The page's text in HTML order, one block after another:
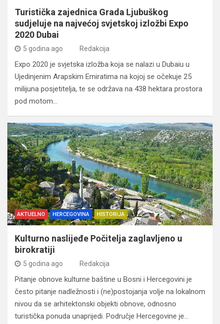
Turistička zajednica Grada Ljubuškog
sudjeluje na najvećoj svjetskoj izložbi Expo
2020 Dubai
5 godina ago Redakcija
Expo 2020 je svjetska izložba koja se nalazi u Dubaiu u
Ujedinjenim Arapskim Emiratima na kojoj se očekuje 25
milijuna posjetitelja, te se održava na 438 hektara prostora
pod motom…
AKTUELNO HERCEGOVINA HISTORIJA
Kulturno naslijeđe Počitelja zaglavljeno u
birokratiji
5 godina ago Redakcija
Pitanje obnove kulturne baštine u Bosni i Hercegovini je
često pitanje nadležnosti i (ne)postojanja volje na lokalnom
nivou da se arhitektonski objekti obnove, odnosno
turistička ponuda unaprijedi. Područje Hercegovine je…